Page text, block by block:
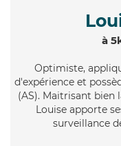
à
Optimiste,
d'expérience et
(AS). Maitrisant bien
Louise apporte
surveillance